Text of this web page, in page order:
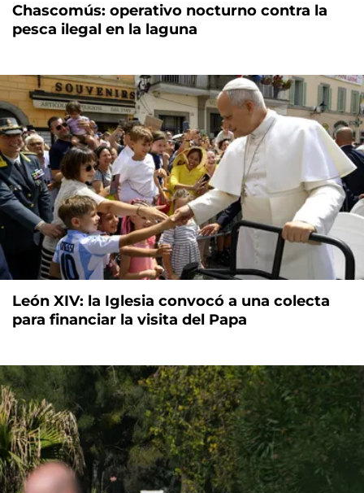
Chascomús: operativo nocturno contra la
pesca ilegal en la laguna
León XIV: la Iglesia convocó a una colecta
para financiar la visita del Papa